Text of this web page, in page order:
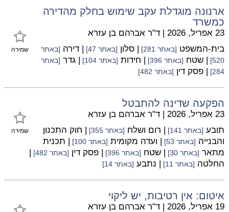
ארנונה מוגדלת עקב שימוש בחלק מהדירה
כמשרד
שמירה
23 אפריל, 2026 | ד"ר אברהם בן עזרא
בית-המשפט [באתר 281] | סלון [באתר 47] | דירה [באתר
520]
| שטח [באתר 396] | חידות [באתר 104] | גדר [באתר
284]
| פסק דין [באתר 482]
הפקעה שדינה להתבטל
שמירה
23 אפריל, 2026 | ד"ר אברהם בן עזרא
תובע [באתר 141] | רום ושלח [באתר 355]
| חוק התכנון
והבנייה [באתר 53] | ועדה מקומית [באתר 100]
| תכנית
מתאר [באתר 30] | שטח [באתר 396] | פסק דין [באתר 482]
|
החלטה [באתר 11] | נתבע [באתר 14]
איטום: אין רטיבות, יש ליקוי
19 אפריל, 2026 | ד"ר אברהם בן עזרא